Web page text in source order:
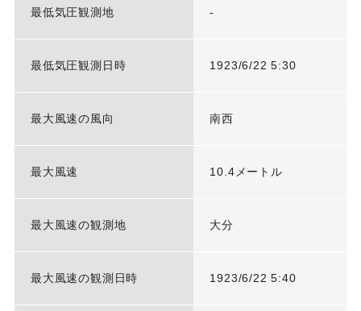
最低気圧観測地 -
最低気圧観測日時 1923/6/22 5:30
最大風速の風向 南西
最大風速 10.4メートル
最大風速の観測地 大分
最大風速の観測日時 1923/6/22 5:40